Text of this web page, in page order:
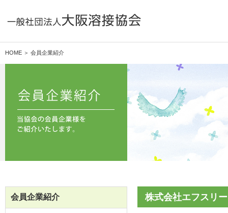
HOME ＞ 会員企業紹介
株式会社エフスリー
会員企業紹介